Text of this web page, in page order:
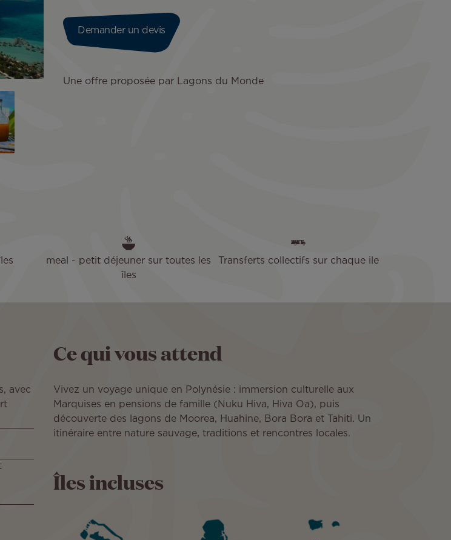
Une offre proposée par Lagons du Monde
Demander un devis
meal - petit déjeuner sur toutes les
îles
Transferts collectifs sur chaque ile
avec
Ce qui vous attend
Vivez un voyage unique en Polynésie : immersion culturelle aux
Marquises en pensions de famille (Nuku Hiva, Hiva Oa), puis
découverte des lagons de Moorea, Huahine, Bora Bora et Tahiti. Un
itinéraire entre nature sauvage, traditions et rencontres locales.
Îles incluses